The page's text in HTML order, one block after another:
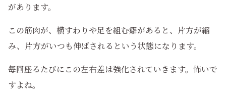
があります。
この筋肉が、横すわりや足を組む癖があると、片方が縮
み、片方がいつも伸ばされるという状態になります。
毎回座るたびにこの左右差は強化されていきます。怖いで
すよね。